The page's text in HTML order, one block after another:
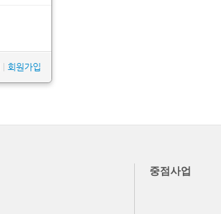
회원가입
중점사업